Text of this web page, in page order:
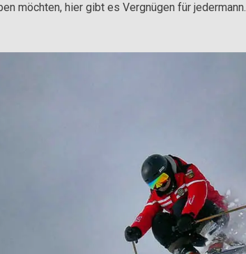
möchten, hier gibt es Vergnügen für jedermann.